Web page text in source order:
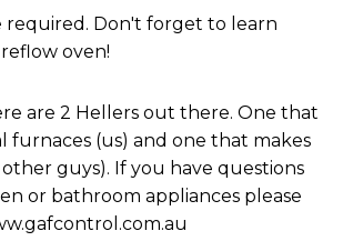
required. Don't forget to learn
oven!
are 2 Hellers out there. One that
furnaces (us) and one that makes
guys). If you have questions
or bathroom appliances please